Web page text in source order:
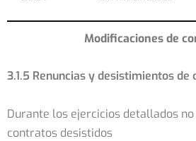
Modificaciones de
3.1.5 Renuncias y desistimientos de
Durante los ejercicios detallados
contratos desistidos